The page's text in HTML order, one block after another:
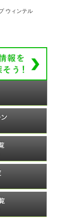
ウィンテル